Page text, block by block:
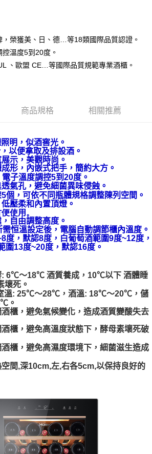
先享後付」後，將跳轉至「AFTEE先享後付」
將收到繳費通知簡訊。
天內，點擊此簡訊中的連結，可透過四大超商／
方式進行付款，方視為交易完成。
下不需立刻繳費，但若您需要取消訂單，請聯絡
取消欲退款等相關疑問，請聯繫「AFTEE先享後付
support/home
限公司提供之「AFTEE先享後付」服務完成之交
內提供個人資料，並將交易相關給付款項請求債
限公司。
宜，請瀏覽以下網址：
先徵得法定代理人或監護人之同意方可使用
未經同意申辦者引起之損失，本公司不負相關責
付」時，將依據個別帳號之用戶狀況，依本公司即
；若仍有額度不足之情形，本公司將視審查結果
或使用他人資訊註冊。若發現惡意使用之情形，
，榮獲美、日、德…等18類國際品質認證。
溫度5到20度。
、歐盟 CE…等國際品質規範專業酒櫃。
商品規格 相關推薦
，似酒窖光。
便拿取及排設酒。
示，美觀時尚。
形，內嵌式把手，簡約大方。
子溫度調控5到20度。
氣孔，避免細菌異味侵蝕。
，可依不同瓶體規格調整陳列空間。
壓柔和內置頂燈。
使用。
自由調整高度。
恒溫設定後，電腦自動調節櫃內溫度。
，默認8度，白葡萄酒範圍9度~12度，
圍13度~20度，默認16度。
6℃～18℃ 酒質養成，10℃以下 酒體睡
死。
溫: 25℃～28℃，酒溫: 18℃～20℃，儲
。
櫃，避免氣候變化，造成酒質變酸失去
櫃，避免高溫度狀態下，酵母素壞死破
櫃，避免高濕度環境下，細菌滋生造成
間,深10cm,左,右各5cm,以保持良好的